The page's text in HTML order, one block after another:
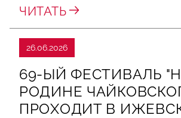
ЧИТАТЬ
26.06.2026
69-ЫЙ ФЕСТИВАЛЬ
РОДИНЕ
ПРОХОДИТ В